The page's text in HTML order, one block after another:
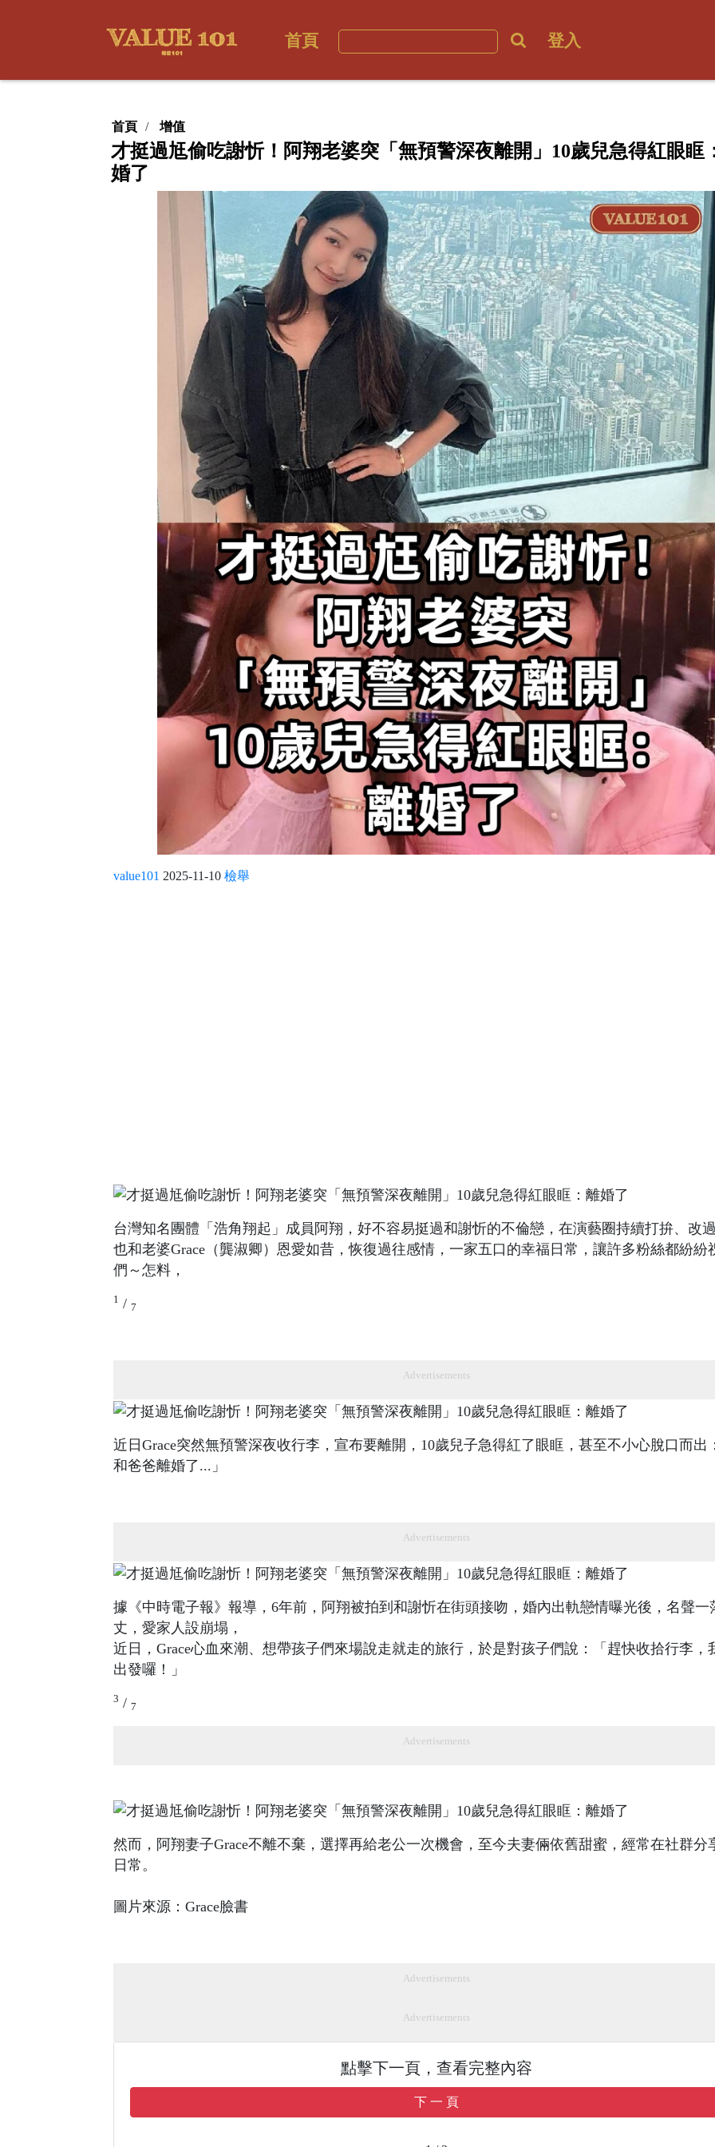
首頁 登入
首頁 增值
才挺過尪偷吃謝忻！阿翔老婆突「無預警深夜離開」10歲兒急得紅眼眶
婚了
value101 2025-11-10 檢舉
台灣知名團體「浩角翔起」成員阿翔，好不容易挺過和謝忻的不倫戀，在演藝圈持續打拚、改
也和老婆Grace（龔淑卿）恩愛如昔，恢復過往感情，一家五口的幸福日常，讓許多粉絲都紛紛
們～怎料，
1 / 7
Advertisements
近日Grace突然無預警深夜收行李，宣布要離開，10歲兒子急得紅了眼眶，甚至不小心脫口而出
和爸爸離婚了...」
Advertisements
據《中時電子報》報導，6年前，阿翔被拍到和謝忻在街頭接吻，婚內出軌戀情曝光後，名聲一
丈，愛家人設崩塌，
近日，Grace心血來潮、想帶孩子們來場說走就走的旅行，於是對孩子們說：「趕快收拾行李，
出發囉！」
3 / 7
Advertisements
然而，阿翔妻子Grace不離不棄，選擇再給老公一次機會，至今夫妻倆依舊甜蜜，經常在社群分
日常。
圖片來源：Grace臉書
Advertisements
Advertisements
點擊下一頁，查看完整內容
下 一 頁